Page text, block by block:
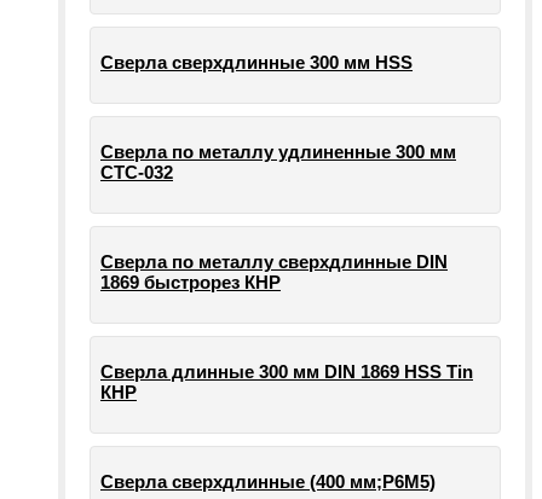
Сверла сверхдлинные 300 мм HSS
Сверла по металлу удлиненные 300 мм
СТС-032
Сверла по металлу сверхдлинные DIN
1869 быстрорез КНР
Сверла длинные 300 мм DIN 1869 HSS Tin
КНР
Сверла сверхдлинные (400 мм;Р6М5)